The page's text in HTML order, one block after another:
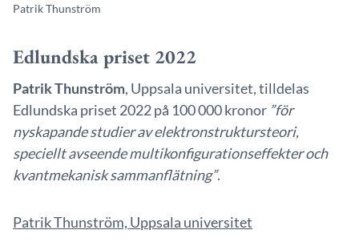
Patrik Thunström
Edlundska priset 2022
Patrik Thunström, Uppsala universitet, tilldelas
Edlundska priset 2022 på 100 000 kronor ”för
nyskapande studier av elektronstruktursteori,
speciellt avseende multikonfigurationseffekter och
kvantmekanisk sammanflätning”.
Patrik Thunström, Uppsala universitet